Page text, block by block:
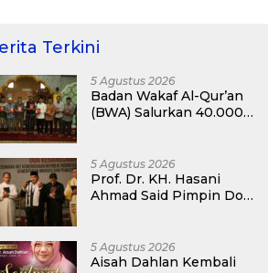
Terkini
5 Agustus 2026
Badan Wakaf Al-Qur’an
(BWA) Salurkan 40.000
Masyarakat di
Kalimantan Barat
5 Agustus 2026
Prof. Dr. KH. Hasani
Ahmad Said Pimpin Doa
Kemerdekaan RI Ke-81
di Kementerian Imigrasi
5 Agustus 2026
Aisah Dahlan Kembali